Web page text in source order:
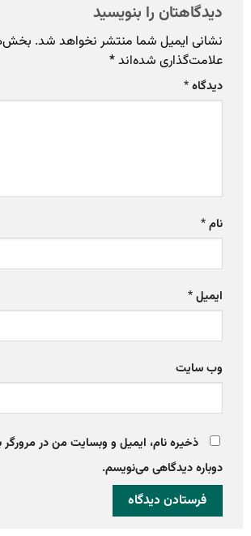
دیدگاهتان را بنویسید
نشانی ایمیل شما منتشر نخواهد شد.
علامت‌گذاری شده‌اند*
دیدگاه*
نام*
ایمیل*
وب‌ سایت
ذخیره نام، ایمیل و وبسایت من در مرورگر
دوباره دیدگاهی می‌نویسم.